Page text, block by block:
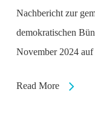
Nachbericht zur
demokratischen
November 2024
Read More